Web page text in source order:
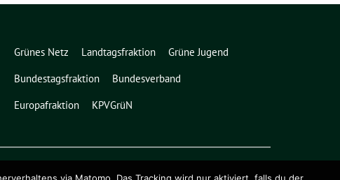
Grünes Netz Landtagsfraktion
Grüne Jugend
Bundestagsfraktion
Bundesverband
Europafraktion
KPVGrüN